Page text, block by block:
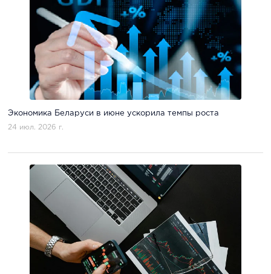
Экономика Беларуси в июне ускорила темпы роста
24 июл. 2026 г.